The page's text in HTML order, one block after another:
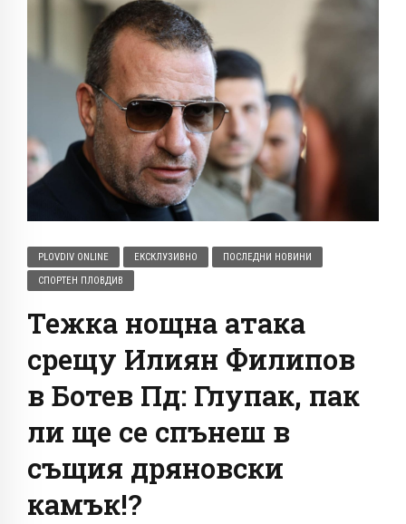
PLOVDIV ONLINE ЕКСКЛУЗИВНО ПОСЛЕДНИ НОВИНИ
СПОРТЕН ПЛОВДИВ
Тежка нощна атака
срещу Илиян Филипов
в Ботев Пд: Глупак, пак
ли ще се спънеш в
същия дряновски
камък!?